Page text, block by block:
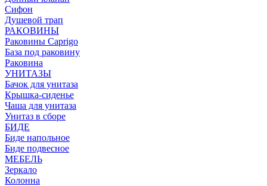
Сифон
Душевой трап
РАКОВИНЫ
Раковины Caprigo
База под раковину
Раковина
УНИТАЗЫ
Бачок для унитаза
Крышка-сиденье
Чаша для унитаза
Унитаз в сборе
БИДЕ
Биде напольное
Биде подвесное
МЕБЕЛЬ
Зеркало
Колонна